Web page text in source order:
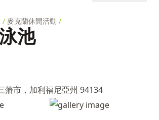
/ 麥克蘭休閒活動 /
池
藩市，加利福尼亞州 94134